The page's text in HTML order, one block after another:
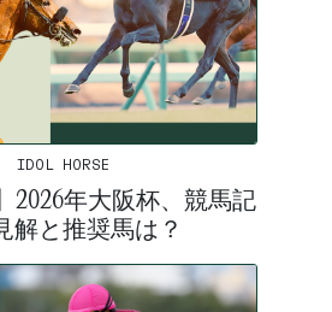
IDOL HORSE
2026年大阪杯、競馬記
解と推奨馬は？